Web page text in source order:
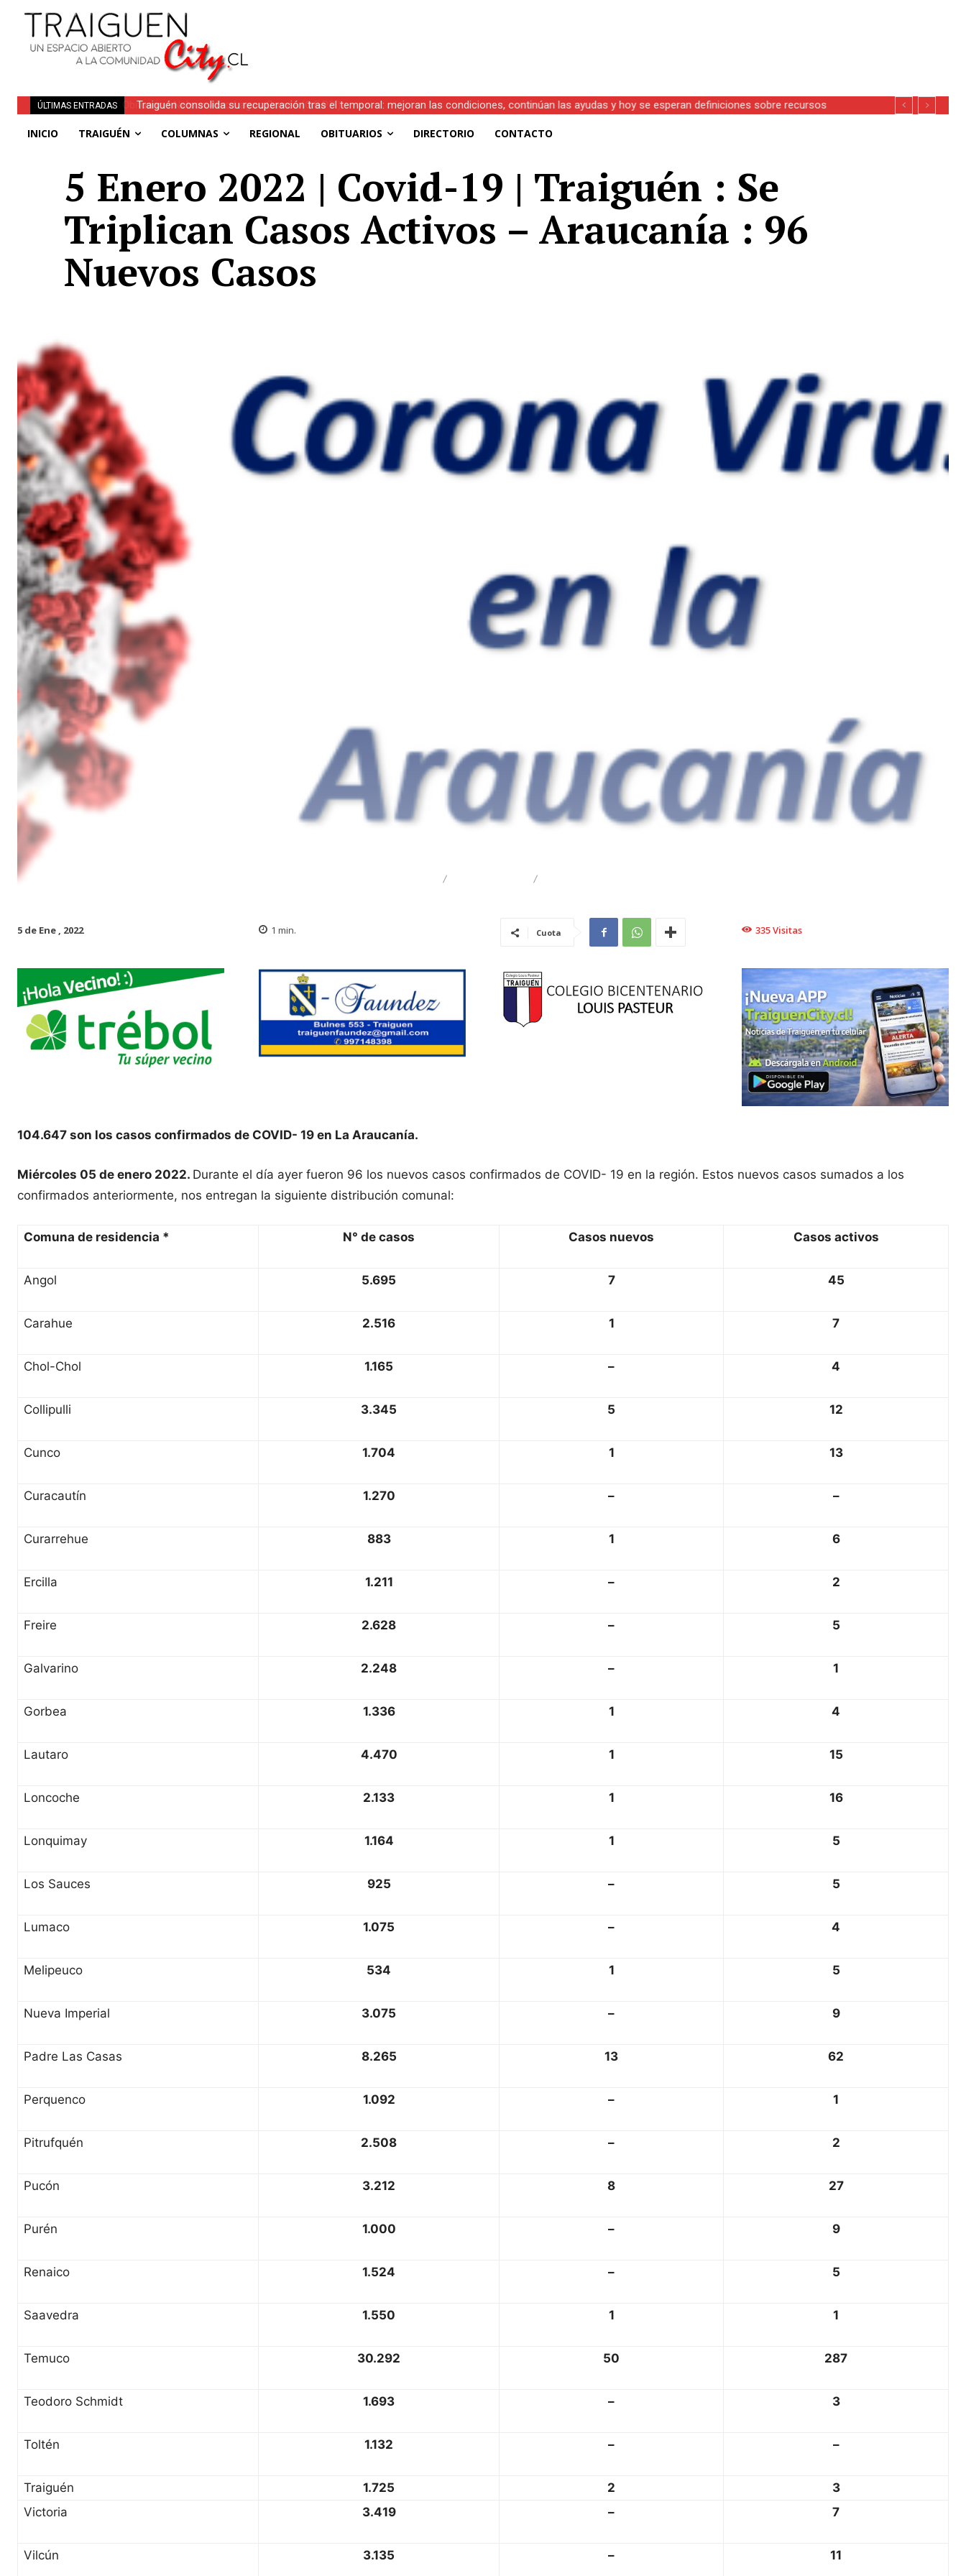
ÚLTIMAS ENTRADAS
Traiguén consolida su recuperación tras el temporal: mejoran las condiciones, continúan las ayudas y hoy se esperan definiciones sobre recursos
INICIO TRAIGUÉN COLUMNAS REGIONAL OBITUARIOS DIRECTORIO CONTACTO
5 Enero 2022 | Covid-19 | Traiguén : Se
Triplican Casos Activos – Araucanía : 96
Nuevos Casos
5 de Ene , 2022 1 min. Cuota 335Visitas
104.647 son los casos confirmados de COVID- 19 en La Araucanía.
Miércoles 05 de enero 2022. Durante el día ayer fueron 96 los nuevos casos confirmados de COVID- 19 en la región. Estos nuevos casos sumados a los
confirmados anteriormente, nos entregan la siguiente distribución comunal:
Comuna de residencia * N° de casos Casos nuevos Casos activos
Angol 5.695 7 45
Carahue 2.516 1 7
Chol-Chol 1.165 – 4
Collipulli 3.345 5 12
Cunco 1.704 1 13
Curacautín 1.270 – –
Curarrehue 883 1 6
Ercilla 1.211 – 2
Freire 2.628 – 5
Galvarino 2.248 – 1
Gorbea 1.336 1 4
Lautaro 4.470 1 15
Loncoche 2.133 1 16
Lonquimay 1.164 1 5
Los Sauces 925 – 5
Lumaco 1.075 – 4
Melipeuco 534 1 5
Nueva Imperial 3.075 – 9
Padre Las Casas 8.265 13 62
Perquenco 1.092 – 1
Pitrufquén 2.508 – 2
Pucón 3.212 8 27
Purén 1.000 – 9
Renaico 1.524 – 5
Saavedra 1.550 1 1
Temuco 30.292 50 287
Teodoro Schmidt 1.693 – 3
Toltén 1.132 – –
Traiguén 1.725 2
3
Victoria
3.419 – 7
Vilcún 3.135 – 11